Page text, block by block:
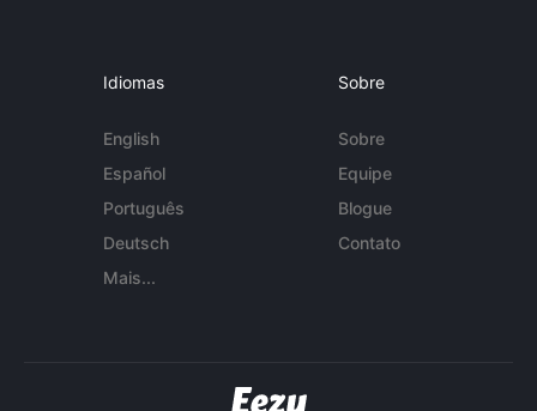
Idiomas
English
Español
Português
Deutsch
Mais...
Sobre
Sobre
Equipe
Blogue
Contato